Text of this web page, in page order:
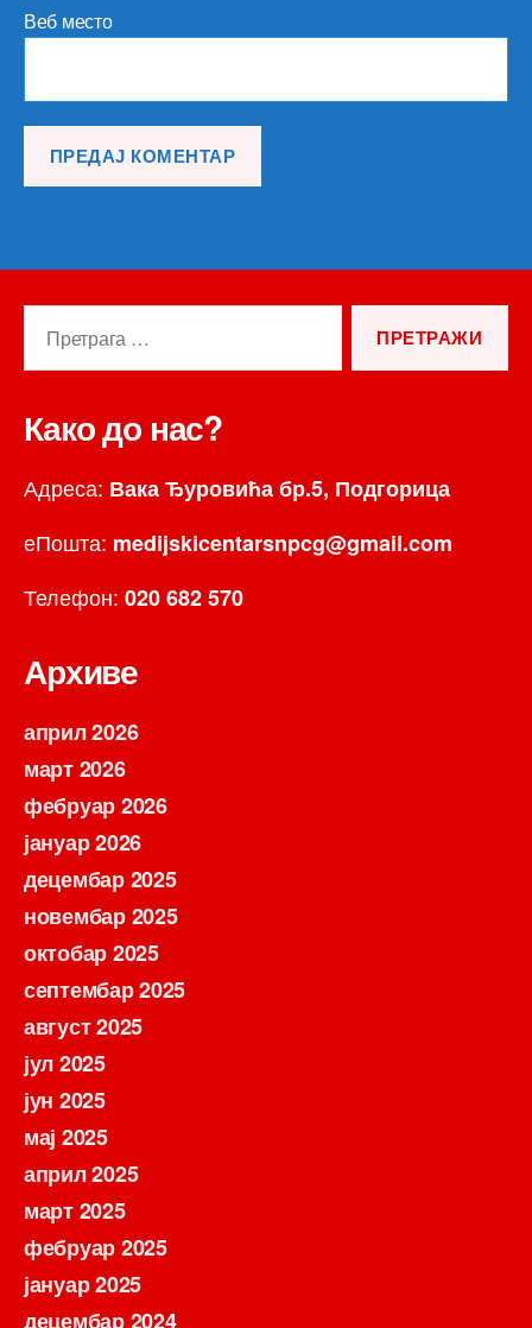
Веб место
Како до нас?
Адреса: Вака Ђуровића бр.5, Подгорица
еПошта: medijskicentarsnpcg@gmail.com
Телефон: 020 682 570
Архиве
април 2026
март 2026
фебруар 2026
јануар 2026
децембар 2025
новембар 2025
октобар 2025
септембар 2025
август 2025
јул 2025
јун 2025
мај 2025
април 2025
март 2025
фебруар 2025
јануар 2025
децембар 2024